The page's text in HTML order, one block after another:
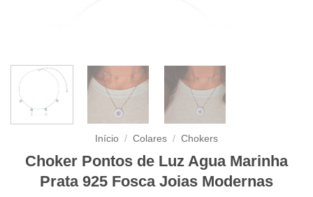
Início / Colares / Chokers
Choker Pontos de Luz Agua Marinha
Prata 925 Fosca Joias Modernas